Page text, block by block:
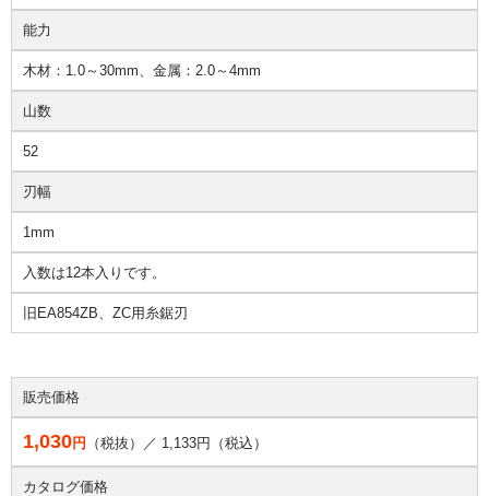
能力
木材：1.0～30mm、金属：2.0～4mm
山数
52
刃幅
1mm
入数は12本入りです。
旧EA854ZB、ZC用糸鋸刃
販売価格
1,030円 （税抜）／ 1,133円（税込）
カタログ価格